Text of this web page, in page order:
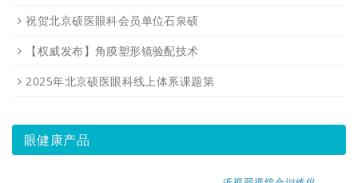
祝贺北京硕医眼科会员单位石泉硕
【权威发布】角膜塑形镜验配技术
2025年北京硕医眼科线上体系课题第
眼健康产品